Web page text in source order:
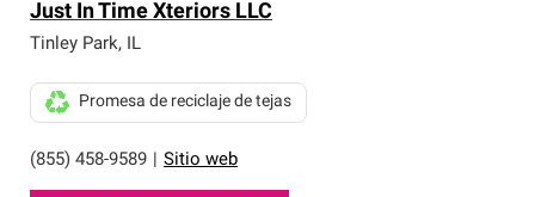
Just In Time Xteriors LLC
Tinley Park, IL
(855) 458-9589 Sitio web
Promesa de reciclaje de tejas